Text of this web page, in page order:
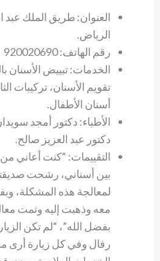
العنوان: طريق الملك عبد
الرياض.
رقم الهاتف: 920020690
الخدمات: تبييض الأسنان
تقويم الأسنان، تركيبات
أسنان الأطفال.
الأطباء: دكتور أمجد
دكتور عبد العزيز صالح.
التقييمات: “كنت أعاني
بين أسناني، رشحت
لمعالجة هذه المشكلة،
معه وذهبت إليه وتمت
بفضل الله”، “لم تكن
رفال وفي كل زيارة أرى